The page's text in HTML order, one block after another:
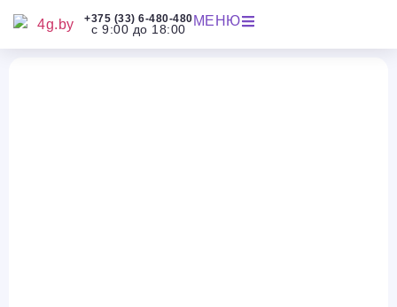
+375 (33) 6-480-480
с 9:00 до 18:00
МЕНЮ